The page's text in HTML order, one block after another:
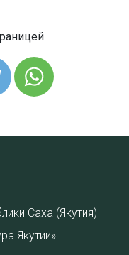
Саха (Якутия)
Якутии»